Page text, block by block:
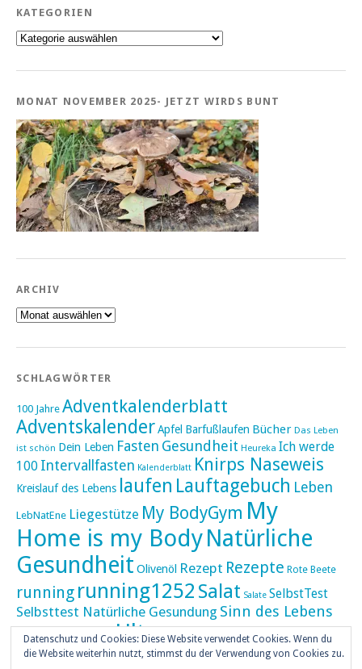
KATEGORIEN
Kategorien
MONAT NOVEMBER 2025- JETZT WIRDS BUNT
ARCHIV
Archiv
SCHLAGWÖRTER
100 Jahre Adventkalenderblatt
AdventskalenderApfel Barfußlaufen Bücher Das Leben
ist schön Dein Leben Fasten Gesundheit Heureka Ich werde
100 Intervallfasten Kalenderblatt Knirps Naseweis
Kreislauf des Lebens laufen Lauftagebuch Leben
LebNatEne Liegestütze My BodyGym My
Home is my BodyNatürliche
Gesundheit Olivenöl Rezept Rezepte Rote Beete
running running1252 Salat Salate SelbstTest
Selbsttest Natürliche Gesundung Sinn des Lebens
Skaten Tageskalender UltraUltramarathon
umZEITZUerLEBEN Weihnachten
Datenschutz und Cookies: Diese Website verwendet Cookies. Wenn du
die Website weiterhin nutzt, stimmst du der Verwendung von Cookies zu.